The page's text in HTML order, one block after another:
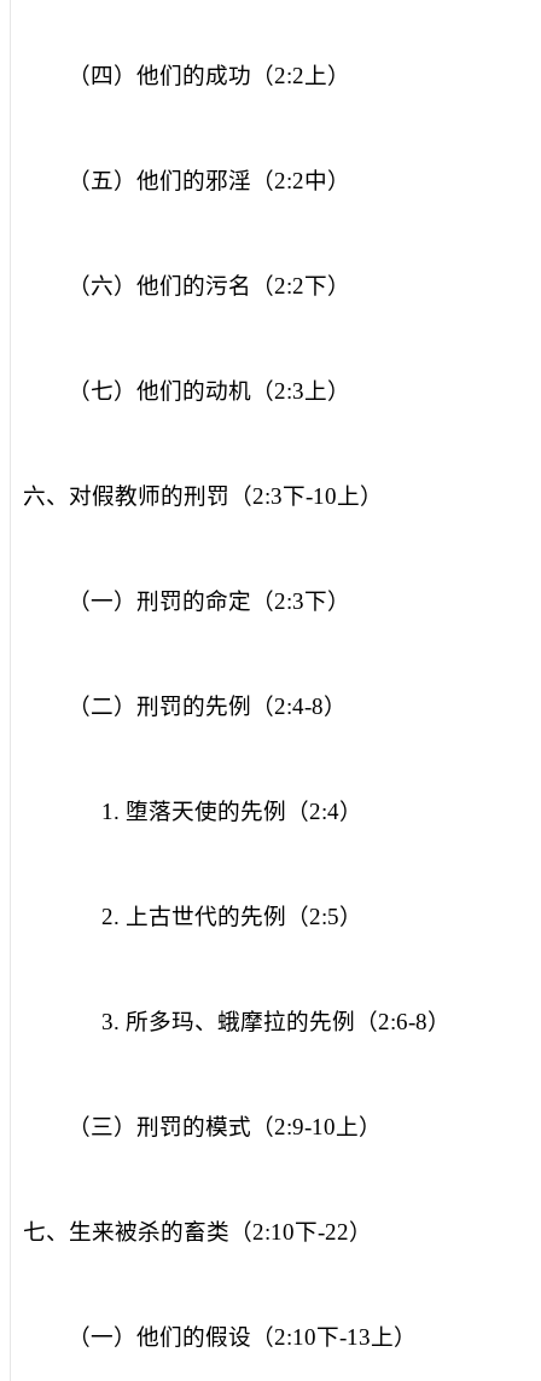
（四）他们的成功（2:2 上）
（五）他们的邪淫（2:2中）
（六）他们的污名（2:2下）
（七）他们的动机（2:3 上）
六、对假教师的刑罚（2:3下-10 上）
（一）刑罚的命定（2:3下）
（二）刑罚的先例（2:4-8）
1. 堕落天使的先例（2:4）
2. 上古世代的先例（2:5）
3. 所多玛、蛾摩拉的先例（2:6-8）
（三）刑罚的模式（2:9-10 上）
七、生来被杀的畜类（2:10下-22）
（一）他们的假设（2:10下-13 上）